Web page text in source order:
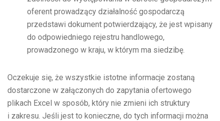
oferent prowadzący działalność gospodarczą
przedstawi dokument potwierdzający, że jest wpisany
do odpowiedniego rejestru handlowego,
prowadzonego w kraju, w którym ma siedzibę.
Oczekuje się, że wszystkie istotne informacje zostaną
dostarczone w załączonych do zapytania ofertowego
plikach Excel w sposób, który nie zmieni ich struktury
i zakresu. Jeśli jest to konieczne, do tych informacji można